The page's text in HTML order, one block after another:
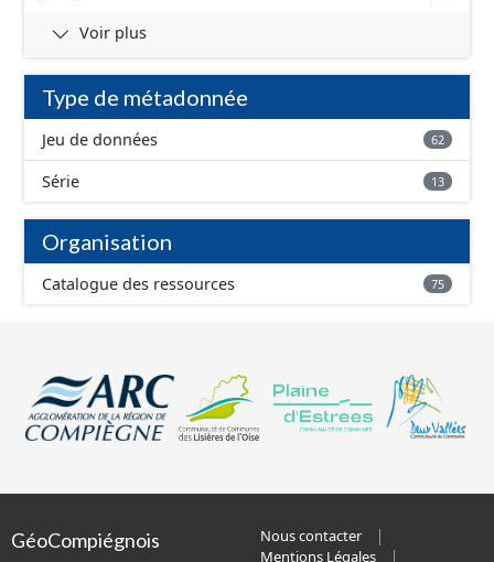
Voir plus
Type de métadonnée
Jeu de données 62
Série 13
Organisation
Catalogue des ressources 75
GéoCompiégnois
Nous contacter
Mentions Légales